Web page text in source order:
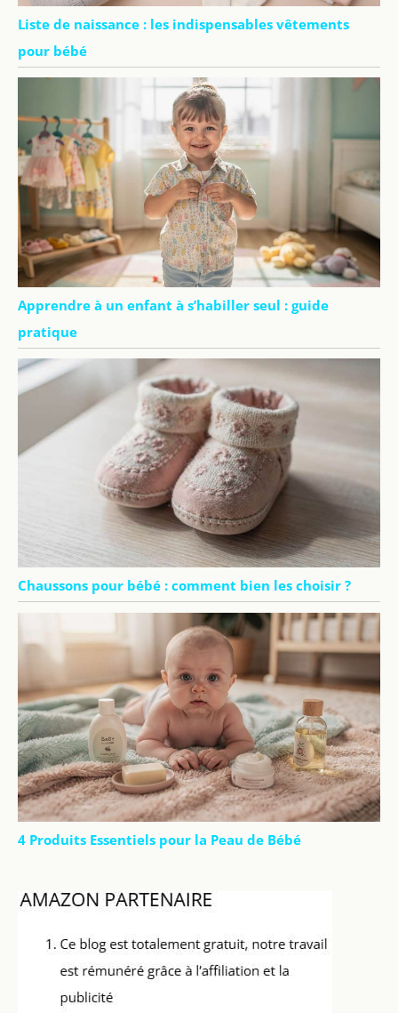
Liste de naissance : les indispensables vêtements
pour bébé
Apprendre à un enfant à s’habiller seul : guide
pratique
Chaussons pour bébé : comment bien les choisir ?
4 Produits Essentiels pour la Peau de Bébé